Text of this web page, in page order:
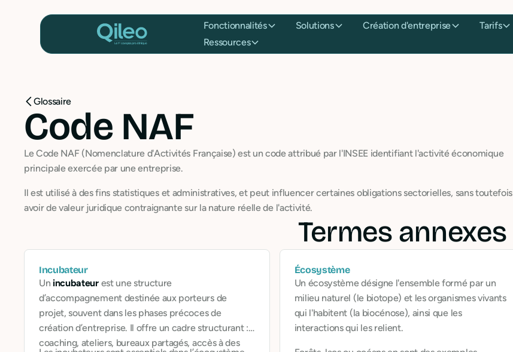
Fonctionnalités Solutions Création d'entreprise
Tarifs
Ressources
Glossaire
Code NAF
Le Code NAF (Nomenclature d'Activités Française) est un code attribué par l'INSEE identifiant l'activité économique
principale exercée par une entreprise.
Il est utilisé à des fins statistiques et administratives, et peut influencer certaines obligations sectorielles, sans toutefois
avoir de valeur juridique contraignante sur la nature réelle de l'activité.
Termes annexes
Incubateur
Un incubateurest une structure
d’accompagnement destinée aux porteurs de
projet, souvent dans les phases précoces de
création d’entreprise. Il offre un cadre structurant :
coaching, ateliers, bureaux partagés, accès à des
Écosystème
Un écosystème désigne l'ensemble formé par un
milieu naturel (le biotope) et les organismes vivants
qui l'habitent (la biocénose), ainsi que les
interactions qui les relient.